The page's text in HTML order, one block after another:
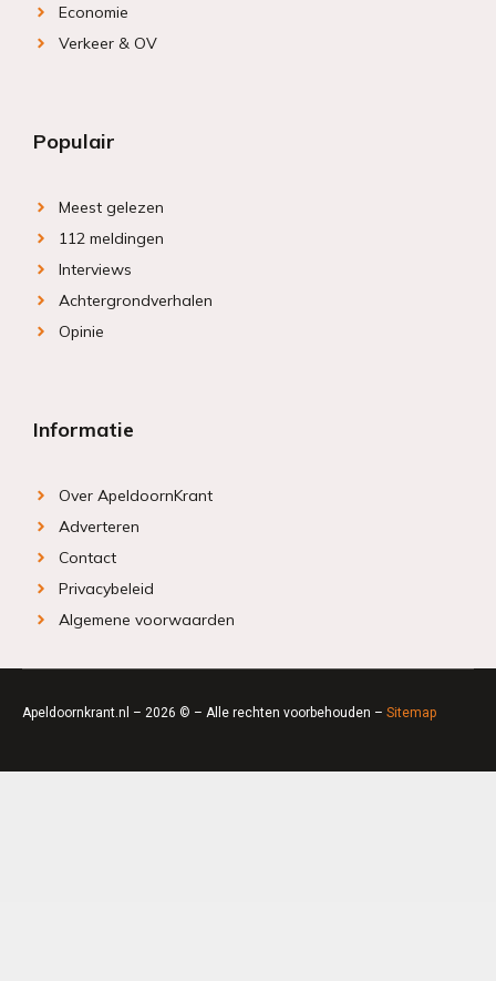
Economie
Verkeer & OV
Populair
Meest gelezen
112 meldingen
Interviews
Achtergrondverhalen
Opinie
Informatie
Over ApeldoornKrant
Adverteren
Contact
Privacybeleid
Algemene voorwaarden
Apeldoornkrant.nl – 2026 © – Alle rechten voorbehouden – Sitemap